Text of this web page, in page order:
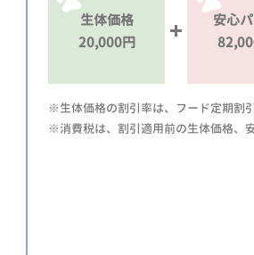
生体価格
20,000円
安心
※生体価格の割引率は、フード定期割
※消費税は、割引適用前の生体価格、